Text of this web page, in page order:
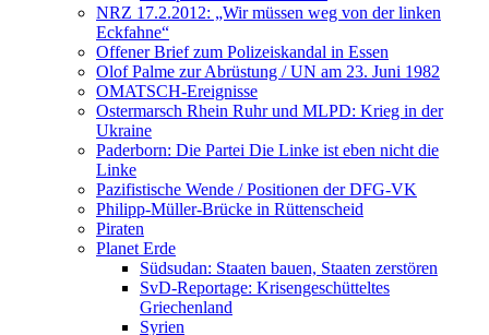
NRZ 17.2.2012: „Wir müssen weg von der linken
Eckfahne“
Offener Brief zum Polizeiskandal in Essen
Olof Palme zur Abrüstung / UN am 23. Juni 1982
OMATSCH-Ereignisse
Ostermarsch Rhein Ruhr und MLPD: Krieg in der
Ukraine
Paderborn: Die Partei Die Linke ist eben nicht die
Linke
Pazifistische Wende / Positionen der DFG-VK
Philipp-Müller-Brücke in Rüttenscheid
Piraten
Planet Erde
Südsudan: Staaten bauen, Staaten zerstören
SvD-Reportage: Krisengeschütteltes
Griechenland
Syrien